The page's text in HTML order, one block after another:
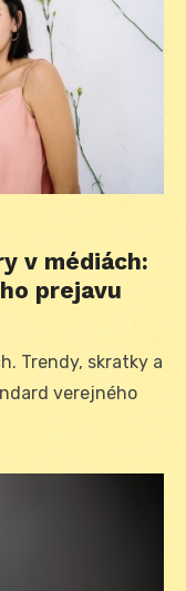
v médiách:
prejavu
Trendy, skratky a
verejného